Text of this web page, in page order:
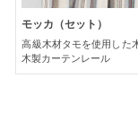
モッカ（セット）
高級木材タモを使用した
木製カーテンレール